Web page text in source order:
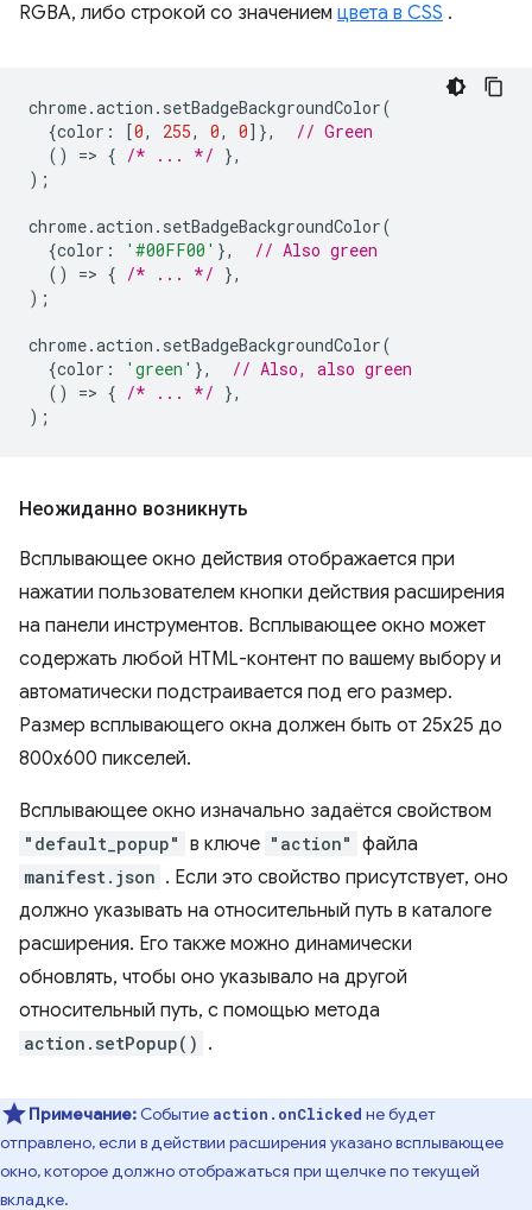
RGBA, либо строкой со значением цвета в CSS .
chrome.action . setBadgeBackgroundColor(
{color : [0, 255, 0, 0]},
// Green
()
=> { /* ... */ },
);
chrome.action . setBadgeBackgroundColor(
{color : '#00FF00' },
// Also green
()
=> { /* ... */ },
);
chrome.action . setBadgeBackgroundColor(
{color : 'green' },
// Also, also green
()
=> { /* ... */ },
);
Неожиданно возникнуть
Всплывающее окно действия отображается при
нажатии пользователем кнопки действия расширения
на панели инструментов. Всплывающее окно может
содержать любой HTML-контент по вашему выбору и
автоматически подстраивается под его размер.
Размер всплывающего окна должен быть от 25x25 до
800x600 пикселей.
Всплывающее окно изначально задаётся свойством
"default_popup" в ключе "action" файла
manifest.json . Если это свойство присутствует, оно
должно указывать на относительный путь в каталоге
расширения. Его также можно динамически
обновлять, чтобы оно указывало на другой
относительный путь, с помощью метода
action.setPopup() .
Примечание: Событие action.onClicked не будет
отправлено, если в действии расширения указано всплывающее
окно, которое должно отображаться при щелчке по текущей
вкладке.